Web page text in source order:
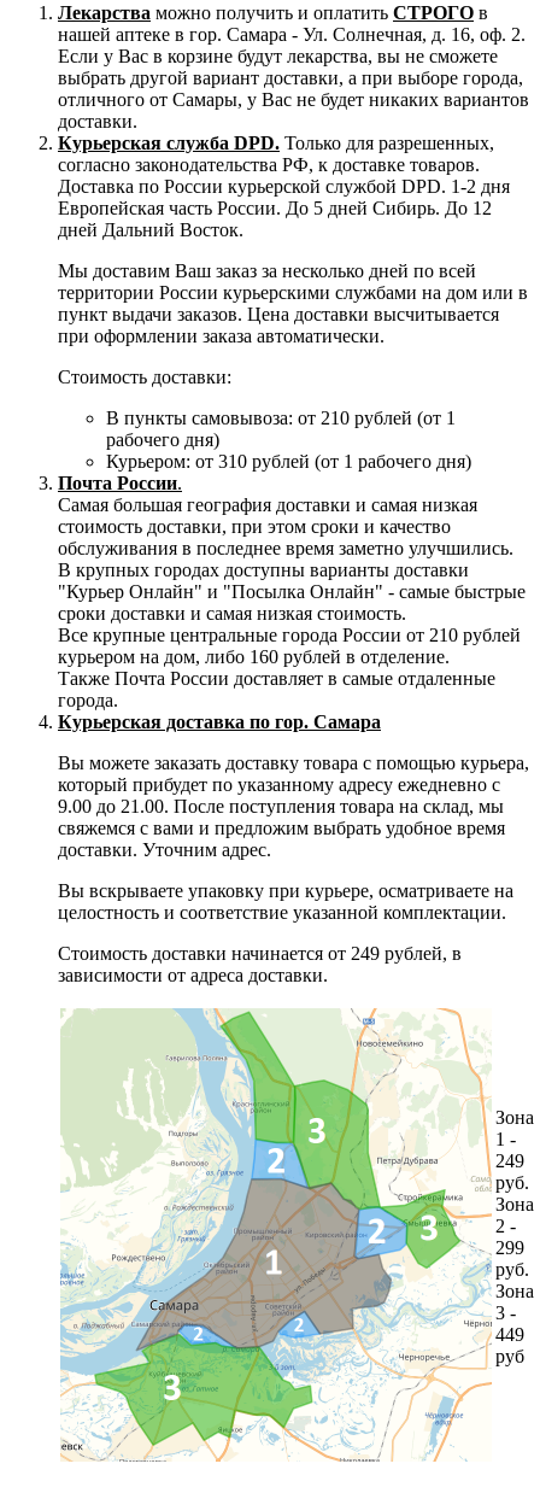
Лекарства можно получить и оплатить СТРОГО в
нашей аптеке в гор. Самара - Ул. Солнечная, д. 16, оф. 2.
Если у Вас в корзине будут лекарства, вы не сможете
выбрать другой вариант доставки, а при выборе города,
отличного от Самары, у Вас не будет никаких вариантов
доставки.
Курьерская служба DPD. Только для разрешенных,
согласно законодательства РФ, к доставке товаров.
Доставка по России курьерской службой DPD. 1-2 дня
Европейская часть России. До 5 дней Сибирь. До 12
дней Дальний Восток.
Мы доставим Ваш заказ за несколько дней по всей
территории России курьерскими службами на дом или в
пункт выдачи заказов. Цена доставки высчитывается
при оформлении заказа автоматически.
Стоимость доставки:
В пункты самовывоза: от 210 рублей (от 1
рабочего дня)
Курьером: от 310 рублей (от 1 рабочего дня)
Почта России.
Самая большая география доставки и самая низкая
стоимость доставки, при этом сроки и качество
обслуживания в последнее время заметно улучшились.
В крупных городах доступны варианты доставки
"Курьер Онлайн" и "Посылка Онлайн" - самые быстрые
сроки доставки и самая низкая стоимость.
Все крупные центральные города России от 210 рублей
курьером на дом, либо 160 рублей в отделение.
Также Почта России доставляет в самые отдаленные
города.
Курьерская доставка по гор. Самара
Вы можете заказать доставку товара с помощью курьера,
который прибудет по указанному адресу ежедневно с
9.00 до 21.00. После поступления товара на склад, мы
свяжемся с вами и предложим выбрать удобное время
доставки. Уточним адрес.
Вы вскрываете упаковку при курьере, осматриваете на
целостность и соответствие указанной комплектации.
Стоимость доставки начинается от 249 рублей, в
зависимости от адреса доставки.
Зона
1 -
249
руб.
Зона
2 -
299
руб.
Зона
3 -
449
руб